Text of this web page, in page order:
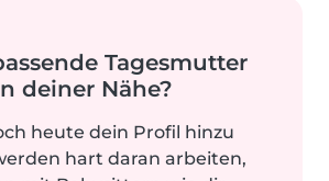
Tagesmutter
deiner Nähe?
heute dein Profil hinzu
hart daran arbeiten,